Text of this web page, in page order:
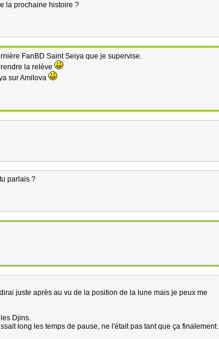
la prochaine histoire ?
FanBD Saint Seiya que je supervise.
la relève
sur Amilova
parlais ?
juste après au vu de la position de la lune mais je peux me
Djins.
long les temps de pause, ne l'était pas tant que ça finalement.